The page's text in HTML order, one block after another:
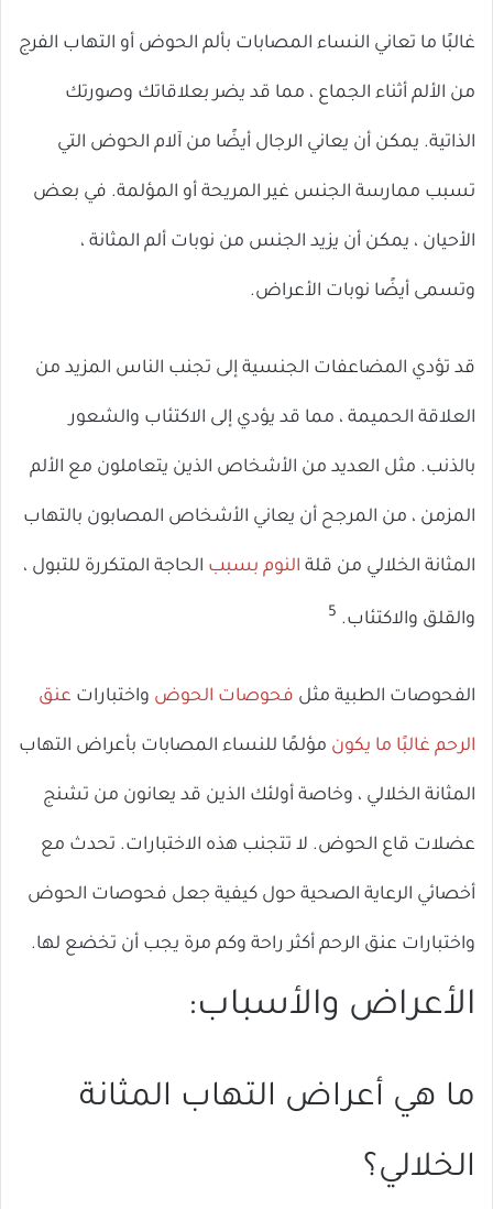
غالبًا ما تعاني النساء المصابات بألم الحوض أو التهاب الفرج
من الألم أثناء الجماع ، مما قد يضر بعلاقاتك وصورتك
الذاتية. يمكن أن يعاني الرجال أيضًا من آلام الحوض التي
تسبب ممارسة الجنس غير المريحة أو المؤلمة. في بعض
الأحيان ، يمكن أن يزيد الجنس من نوبات ألم المثانة ،
وتسمى أيضًا نوبات الأعراض.
قد تؤدي المضاعفات الجنسية إلى تجنب الناس المزيد من
العلاقة الحميمة ، مما قد يؤدي إلى الاكتئاب والشعور
بالذنب. مثل العديد من الأشخاص الذين يتعاملون مع الألم
المزمن ، من المرجح أن يعاني الأشخاص المصابون بالتهاب
المثانة الخلالي من قلة النوم بسبب الحاجة المتكررة للتبول ،
والقلق والاكتئاب. 5
الفحوصات الطبية مثل فحوصات الحوض واختبارات عنق
الرحم غالبًا ما يكون مؤلمًا للنساء المصابات بأعراض التهاب
المثانة الخلالي ، وخاصة أولئك الذين قد يعانون من تشنج
عضلات قاع الحوض. لا تتجنب هذه الاختبارات. تحدث مع
أخصائي الرعاية الصحية حول كيفية جعل فحوصات الحوض
واختبارات عنق الرحم أكثر راحة وكم مرة يجب أن تخضع لها.
الأعراض والأسباب:
ما هي أعراض التهاب المثانة
الخلالي؟